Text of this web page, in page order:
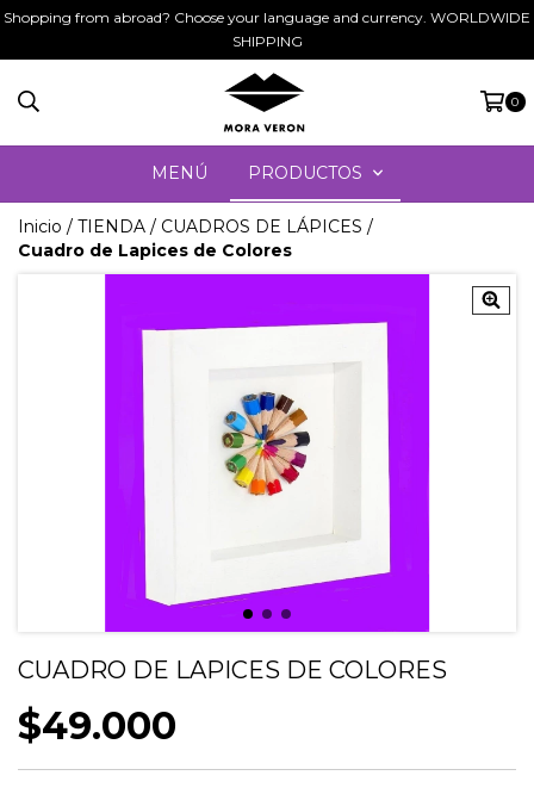
Shopping from abroad? Choose your language and currency. WORLDWIDE
SHIPPING
0
MENÚ PRODUCTOS
Inicio / TIENDA / CUADROS DE LÁPICES /
Cuadro de Lapices de Colores
CUADRO DE LAPICES DE COLORES
$49.000